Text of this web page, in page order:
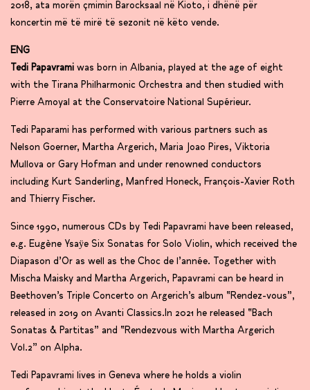
2018, ata morën çmimin Barocksaal në Kioto, i dhënë për
koncertin më të mirë të sezonit në këto vende.
ENG
Tedi Papavrami was born in Albania, played at the age of eight
with the Tirana Philharmonic Orchestra and then studied with
Pierre Amoyal at the Conservatoire National Supérieur.
Tedi Paparami has performed with various partners such as
Nelson Goerner, Martha Argerich, Maria Joao Pires, Viktoria
Mullova or Gary Hofman and under renowned conductors
including Kurt Sanderling, Manfred Honeck, François-Xavier Roth
and Thierry Fischer.
Since 1990, numerous CDs by Tedi Papavrami have been released,
e.g. Eugène Ysaÿe Six Sonatas for Solo Violin, which received the
Diapason d’Or as well as the Choc de l’année. Together with
Mischa Maisky and Martha Argerich, Papavrami can be heard in
Beethoven’s Triple Concerto on Argerich’s album “Rendez-vous”,
released in 2019 on Avanti Classics.In 2021 he released “Bach
Sonatas & Partitas” and “Rendezvous with Martha Argerich
Vol.2” on Alpha.
Tedi Papavrami lives in Geneva where he holds a violin